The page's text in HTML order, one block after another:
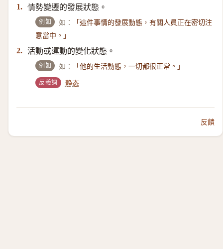
1. 情勢變遷的發展狀態。
例如 如：
「這件事情的發展動態，有關人員正在密切注
意當中。」
2. 活動或運動的變化狀態。
例如 如： 「他的生活動態，一切都很正常。」
反義詞 静态
反饋